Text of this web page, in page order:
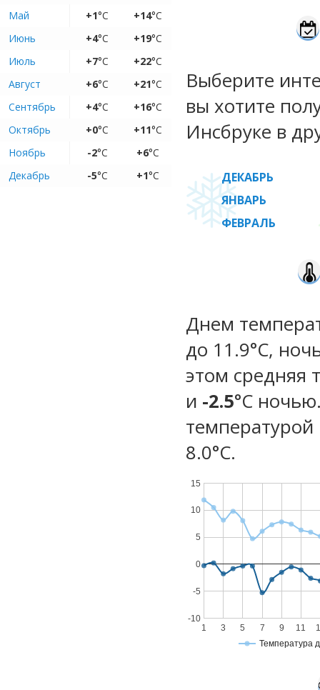
Май
+1°C +14°C
Июнь
+4°C +19°C
Июль
+7°C +22°C
Август
+6°C +21°C
Сентябрь
+4°C +16°C
Октябрь
+0°C +11°C
Ноябрь
-2°C +6°C
Декабрь
-5°C +1°C
Выберите
вы хотите
Инсбруке в
ДЕКАБРЬ
ЯНВАРЬ
ФЕВРАЛЬ
Днем
до 11.9°C,
этом средняя
и -2.5°C
температурой
8.0°С.
Температура
1 3 5 7 9 11
-10
-5
0
5
10
15